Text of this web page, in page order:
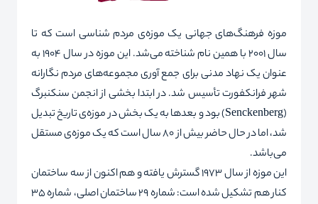
موزه فرهنگ‌های جهانی یک موزه‌ی مردم شناسی است که تا
سال 2001 با همین نام شناخته می‌شد. این موزه در سال 1904 به
عنوان یک نهاد مدنی برای جمع آوری مجموعه‌های مردم نگارانه
شهر فرانکفورت تأسیس شد. در ابتدا بخشی از انجمن سنکنبرگ
(
Senckenberg) بود و بعدها به یک بخش در موزه‌ی تاریخ تبدیل
شد، اما در حال حاضر بیش از 80 سال است که یک موزه‌ی مستقل
می‌باشد.
این موزه از سال 1973 گسترش یافته و هم اکنون از سه ساختمان
کنار هم تشکیل شده است: شماره 29 ساختمان اصلی، شماره 35